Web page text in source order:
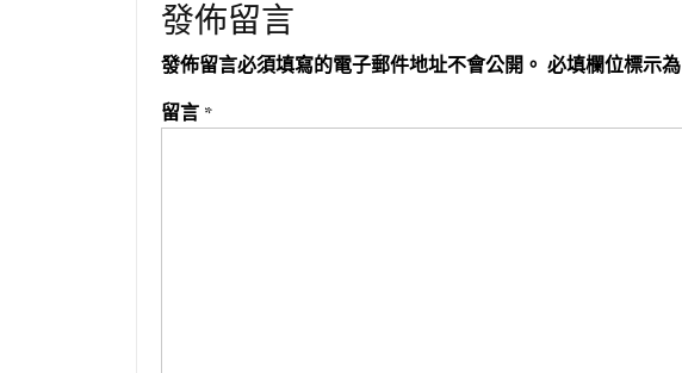
發佈留言
發佈留言必須填寫的電子郵件地址不會公開。 必填欄位標示為
留言 *